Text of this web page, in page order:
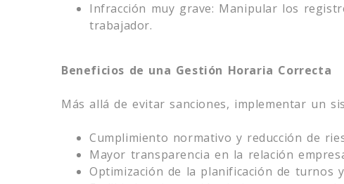
Infracción muy grave: Manipular los
trabajador.
Beneficios de una Gestión Horaria Correcta
Más allá de evitar sanciones, implementar un
Cumplimiento normativo y reducción de
Mayor transparencia en la relación
Optimización de la planificación de turnos